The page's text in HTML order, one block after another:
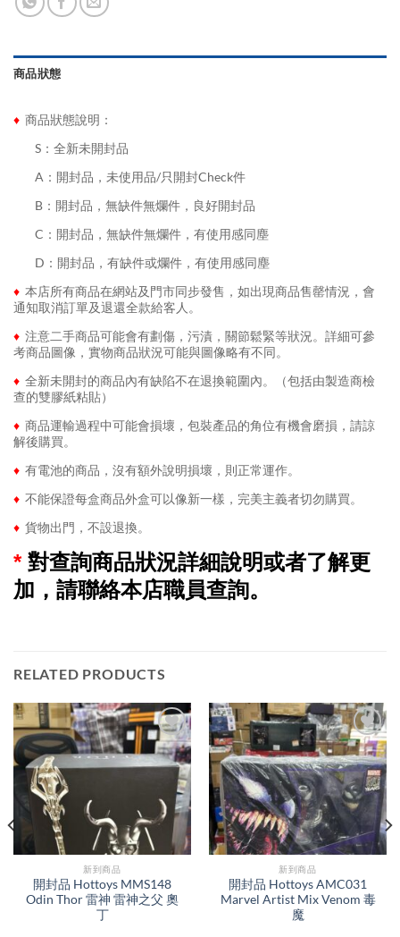
商品狀態
♦ 商品狀態說明：
S：全新未開封品
A：開封品，未使用品/只開封Check件
B：開封品，無缺件無爛件，良好開封品
C：開封品，無缺件無爛件，有使用感同塵
D：開封品，有缺件或爛件，有使用感同塵
♦ 本店所有商品在網站及門市同步發售，如出現商品售罄情況，會
通知取消訂單及退還全款給客人。
♦ 注意二手商品可能會有劃傷，污漬，關節鬆緊等狀況。詳細可參
考商品圖像，實物商品狀況可能與圖像略有不同。
♦ 全新未開封的商品內有缺陷不在退換範圍內。（包括由製造商檢
查的雙膠紙粘貼）
♦ 商品運輸過程中可能會損壞，包裝產品的角位有機會磨損，請諒
解後購買。
♦ 有電池的商品，沒有額外說明損壞，則正常運作。
♦ 不能保證每盒商品外盒可以像新一樣，完美主義者切勿購買。
♦ 貨物出門，不設退換。
* 對查詢商品狀況詳細說明或者了解更
加，請聯絡本店職員查詢。
RELATED PRODUCTS
新到商品​
開封品 Hottoys MMS148
Odin Thor 雷神 雷神之父 奧
丁
新到商品​
開封品 Hottoys AMC031
Marvel Artist Mix Venom 毒
魔